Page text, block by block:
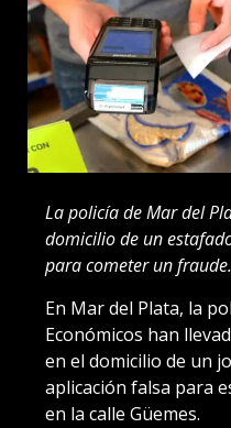
La policía de Mar del
domicilio de un
para cometer un fraude.
En Mar del Plata, la
Económicos han
en el domicilio de un
aplicación falsa para
en la calle Güemes.